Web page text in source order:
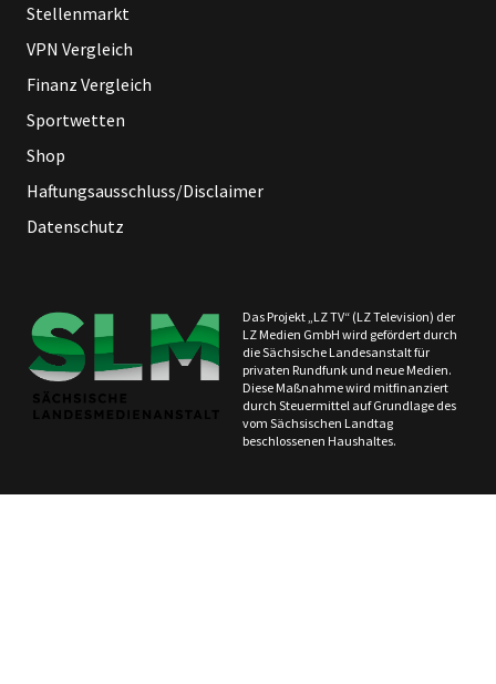
Stellenmarkt
VPN Vergleich
Finanz Vergleich
Sportwetten
Shop
Haftungsausschluss/Disclaimer
Datenschutz
Das Projekt „LZ TV“ (LZ Television) der
LZ Medien GmbH wird gefördert durch
die Sächsische Landesanstalt für
privaten Rundfunk und neue Medien.
Diese Maßnahme wird mitfinanziert
durch Steuermittel auf Grundlage des
vom Sächsischen Landtag
beschlossenen Haushaltes.